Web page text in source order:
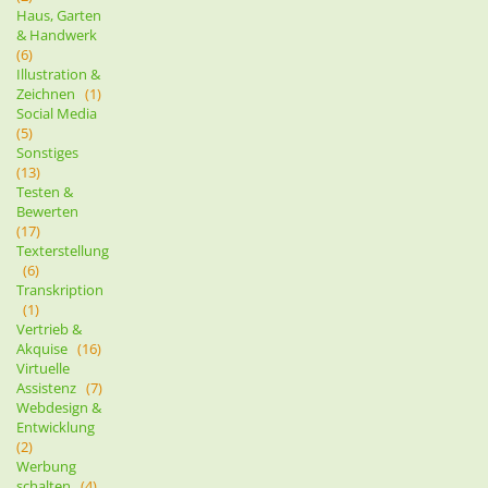
Haus, Garten
& Handwerk
(6)
Illustration &
Zeichnen (1)
Social Media
(5)
Sonstiges
(13)
Testen &
Bewerten
(17)
Texterstellung
(6)
Transkription
(1)
Vertrieb &
Akquise (16)
Virtuelle
Assistenz (7)
Webdesign &
Entwicklung
(2)
Werbung